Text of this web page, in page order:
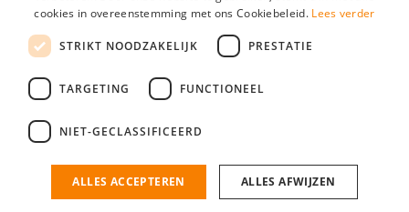
Wachtwoord
login gegevens onthouden
login
Bedrijf aanmelden
nieuwe collega/werknemer zo gevonden!
cookies in overeenstemming met ons Cookiebeleid. Lees verder
STRIKT NOODZAKELIJK PRESTATIE
TARGETING FUNCTIONEEL
NIET-GECLASSIFICEERD
ALLES ACCEPTEREN ALLES AFWIJZEN